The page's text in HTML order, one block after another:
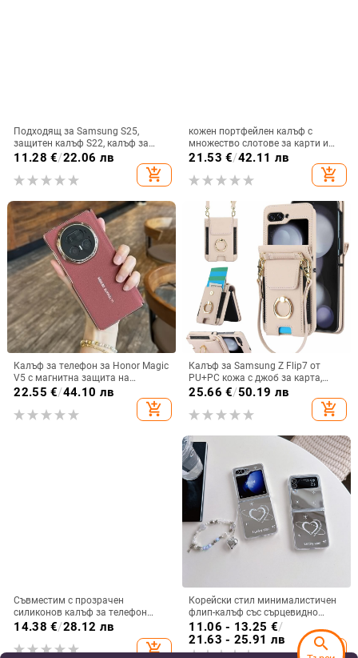
Подходящ за Samsung S25,
защитен калъф S22, калъф за
мобилен телефон Edge Drill, S24,
прозрачен магнитен държач със
стрази A56, брокат против
11.28 €/22.06 лв
add_shopping_cart
кожен портфейлен калъф с
множество слотове за карти и
цип за iPhone 11–17 Pro Max, XR,
21.53 €/42.11 лв
add_shopping_cart
Калъф за телефон за Honor Magic
V5 с магнитна защита на
централната ос, пълна защита на
електроплатиране, защита срещу
22.55 €/44.10 лв
add_shopping_cart
Калъф за Samsung Z Flip7 от
PU+PC кожа с джоб за карта,
пръстен за държане, еластичен
държач за карти и кръстосана
презрамка
25.66 €/50.19 лв
add_shopping_cart
Съвместим с прозрачен
силиконов калъф за телефон
Samsung S25 Ultra,
персонализиран рисуван дизайн
за S24 FE и защитен калъф A55
14.38 €/28.12 лв
add_shopping_cart
Корейски стил минималистичен
флип-калъф със сърцевидно
огледало за Samsung Galaxy Z
Flip 3/4/5
11.06 - 13.25 €/
21.63 - 25.91 лв
add_shopping_cart
search